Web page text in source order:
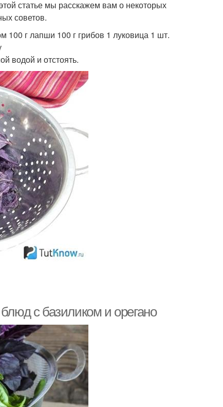
статье мы расскажем вам о некоторых
советов.
г лапши 100 г грибов 1 луковица 1 шт.
водой и отстоять.
с базиликом и орегано